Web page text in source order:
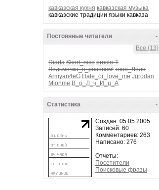
кавказская кухня кавказская музыка
кавказские традиции языки кавказа
-
Постоянные читатели
Все (13)
Diada Skort_nice prosto-T
Ведьмочка_в_розовом! твоя_Лёля
Armyan4eG Hate_or_love_me Jgrodan
Mionme В_о_Л_ч_И_ц_А
-
Статистика
Создан: 05.05.2005
Записей: 60
Комментариев: 263
Написано: 276
Отчеты:
Посетители
Поисковые фразы